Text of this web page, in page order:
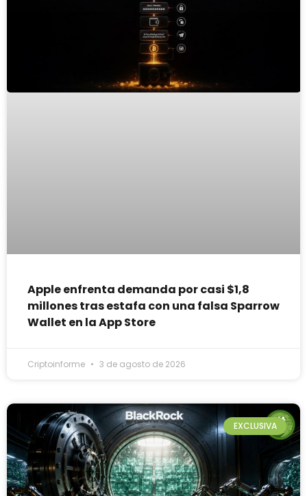
Apple enfrenta demanda por casi $1,8
millones tras estafa con una falsa Sparrow
Wallet en la App Store
Criptoinforme 3 de agosto de 2026
EXCLUSIVA